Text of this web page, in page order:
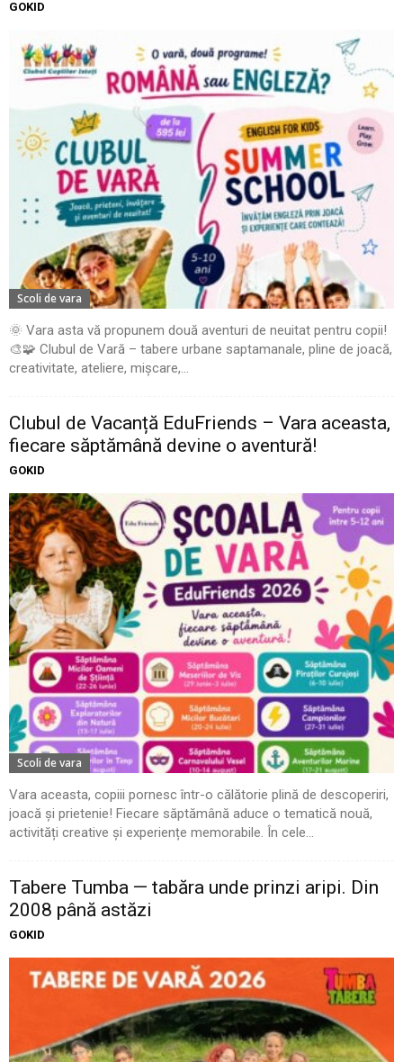
GOKID
Scoli de vara
🌞 Vara asta vă propunem două aventuri de neuitat pentru copii!
🎨🧩 Clubul de Vară – tabere urbane saptamanale, pline de joacă,
creativitate, ateliere, mișcare,...
Clubul de Vacanță EduFriends – Vara aceasta,
fiecare săptămână devine o aventură!
GOKID
Scoli de vara
Vara aceasta, copiii pornesc într-o călătorie plină de descoperiri,
joacă și prietenie! Fiecare săptămână aduce o tematică nouă,
activități creative și experiențe memorabile. În cele...
Tabere Tumba — tabăra unde prinzi aripi. Din
2008 până astăzi
GOKID